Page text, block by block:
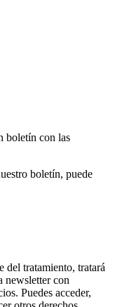
boletín con las
boletín, puede
tratamiento, tratará
newsletter con
Puedes acceder,